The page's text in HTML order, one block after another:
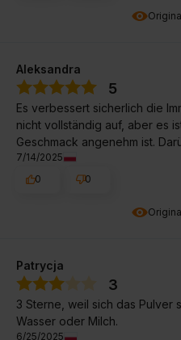
Aleksandra
5
Es verbessert sicherlich die
nicht vollständig auf, aber es
Geschmack angenehm ist.
7/14/2025
0
0
Patrycja
3
3 Sterne, weil sich das Pulver
Wasser oder Milch.
6/25/2025